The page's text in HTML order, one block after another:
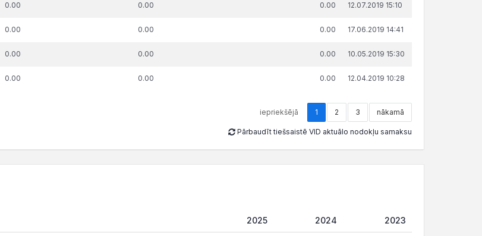
0.00 0.00 0.00 12.07.2019 15:10
0.00 0.00 0.00 17.06.2019 14:41
0.00 0.00 0.00 10.05.2019 15:30
0.00 0.00 0.00 12.04.2019 10:28
iepriekšējā 1 2 3 nākamā
Pārbaudīt tiešsaistē VID aktuālo nodokļu samaksu
2025 2024 2023